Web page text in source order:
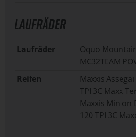
LAUFRÄDER
Laufräder
Oquo
MC32TEAM
Reifen
Maxxis
TPI 3C Maxx
Maxxis Minion
120 TPI 3C